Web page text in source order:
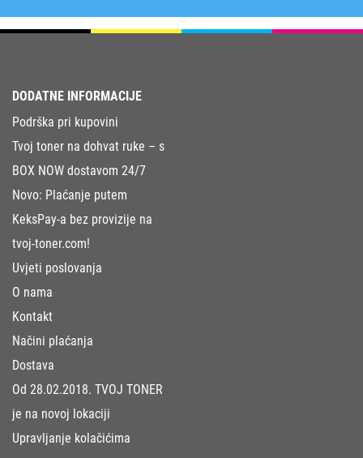
DODATNE INFORMACIJE
Podrška pri kupovini
Tvoj toner na dohvat ruke – s
BOX NOW dostavom 24/7
Novo: Plaćanje putem
KeksPay-a bez provizije na
tvoj-toner.com!
Uvjeti poslovanja
O nama
Kontakt
Načini plaćanja
Dostava
Od 28.02.2018. TVOJ TONER
je na novoj lokaciji
Upravljanje kolačićima